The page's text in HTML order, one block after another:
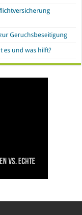
Geruchsbeseitigung
es und was hilft?
die Vor-
liegen die
vs. echte
von